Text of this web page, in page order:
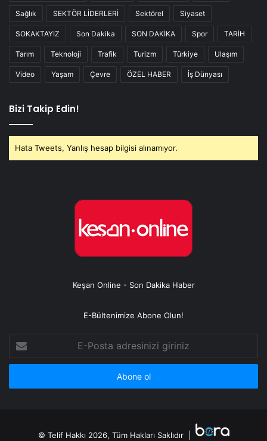
Sağlık SEKTÖR LİDERLERİ Sektörel Siyaset
SOKAKTAYIZ Son Dakika SON DAKİKA Spor TARİH
Tarım Teknoloji Trafik Turizm Türkiye Ulaşım
Video Yaşam Çevre ÖZEL HABER İş Dünyası
Bizi Takip Edin!
Hata Tweets, Yanlış hesap bilgisi alınamıyor.
Keşan Online - Son Dakika Haber
E-Bültenimize Abone Olun!
Posta
adresinizi
© Telif Hakkı 2026, Tüm Hakları Saklıdır |